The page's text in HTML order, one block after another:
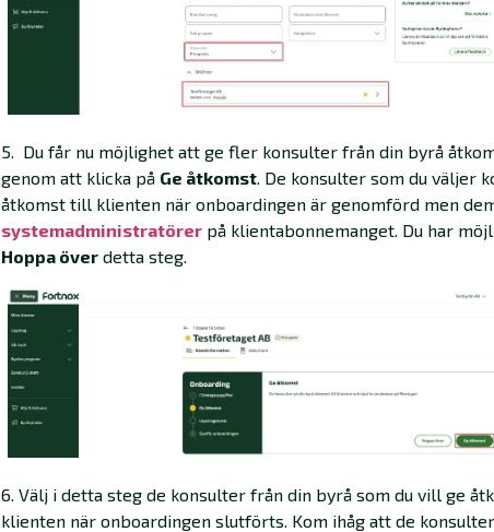
5. Du får nu möjlighet att ge fler konsulter från din byrå
genom att klicka på Ge åtkomst. De konsulter som du väljer
åtkomst till klienten när onboardingen är genomförd men
systemadministratörer på klientabonnemanget. Du har
Hoppa över detta steg.
6. Välj i detta steg de konsulter från din byrå som du vill ge
klienten när onboardingen slutförts. Kom ihåg att de